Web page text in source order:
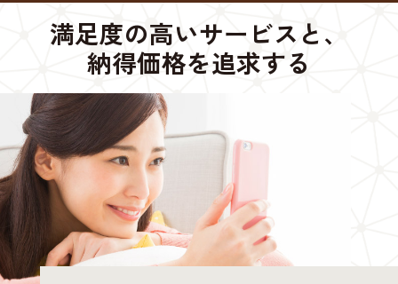
満足度の高いサービスと、
納得価格を追求する